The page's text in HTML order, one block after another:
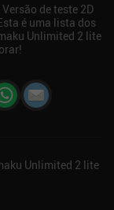
de teste 2D
é uma lista dos
Unlimited 2 lite
Unlimited 2 lite